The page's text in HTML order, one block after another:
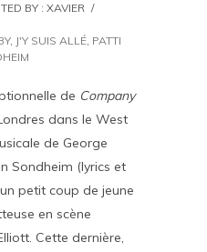
BY : XAVIER /
, J'Y SUIS ALLÉ, PATTI
de Company
dans le West
de George
Sondheim (lyrics et
petit coup de jeune
en scène
Cette dernière,